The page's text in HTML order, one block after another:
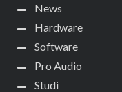
News
Hardware
Software
Pro Audio
Studi